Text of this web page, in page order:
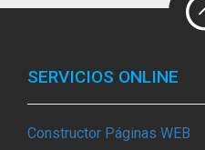
SERVICIOS ONLINE
Constructor Páginas WEB